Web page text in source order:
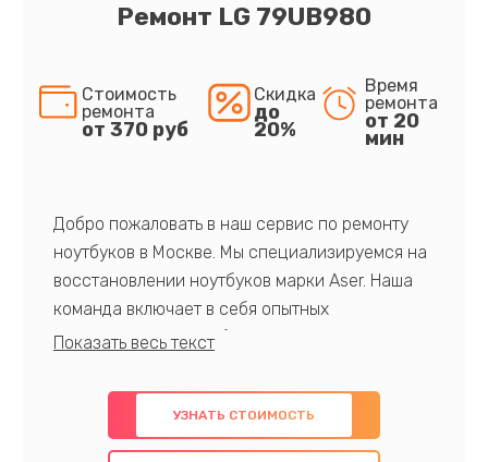
Ремонт LG 79UB980
Стоимость
ремонта
от 370 руб
Скидка
до
20%
Время
ремонта
от 20
мин
Добро пожаловать в наш сервис по ремонту
ноутбуков в Москве. Мы специализируемся на
восстановлении ноутбуков марки Aser. Наша
команда включает в себя опытных
профессионалов с обширными знаниями и
предлагаем быстрый и качественный ремонт с
использованием оригинальных компонентов, а
также гарантируем качество всех
УЗНАТЬ СТОИМОСТЬ